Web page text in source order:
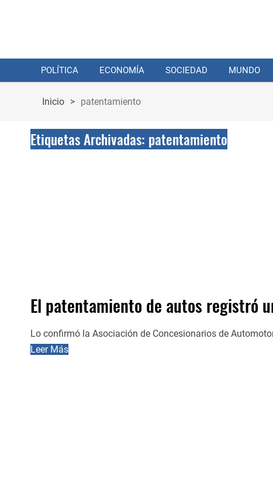
POLÍTICA ECONOMÍA SOCIEDAD MUNDO
Inicio > patentamiento
Etiquetas Archivadas: patentamiento
El patentamiento de autos registró
Lo confirmó la Asociación de Concesionarios de
Leer Más